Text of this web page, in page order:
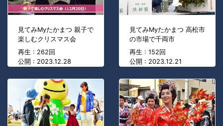
見てみMyたかまつ 親子で
楽しむクリスマス会
再生 : 262回
公開 : 2023.12.28
見てみMyたかまつ 高松市
の市場で千両市
再生 : 152回
公開 : 2023.12.21